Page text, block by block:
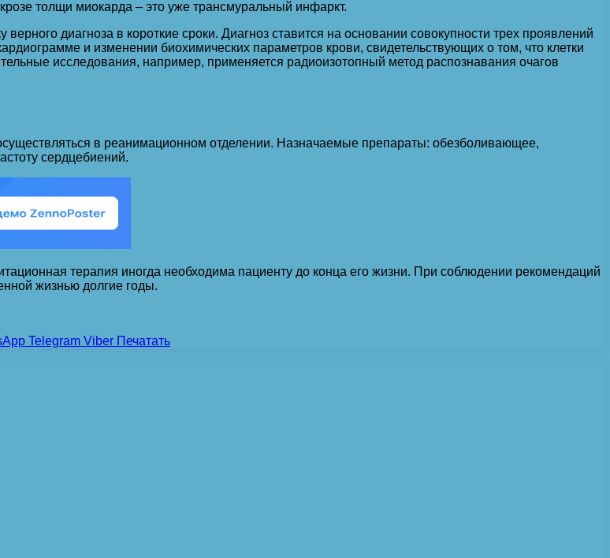
толщи миокарда – это уже трансмуральный инфаркт.
диагноза в короткие сроки. Диагноз ставится на основании совокупности трех проявлений
и изменении биохимических параметров крови, свидетельствующих о том, что клетки
исследования, например, применяется радиоизотопный метод распознавания очагов
в реанимационном отделении. Назначаемые препараты: обезболивающее,
сердцебиений.
терапия иногда необходима пациенту до конца его жизни. При соблюдении рекомендаций
жизнью долгие годы.
Telegram Viber Печатать